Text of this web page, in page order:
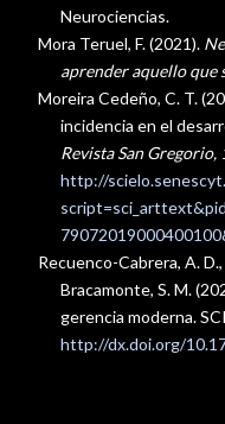
Neurociencias.
Mora Teruel, F. (2021).
aprender aquello que
Moreira Cedeño, C. T.
incidencia en el
Revista San Gregorio,
http://
Recuenco-Cabrera, A.
Bracamonte, S. M.
gerencia moderna.
http://dx.doi.org/